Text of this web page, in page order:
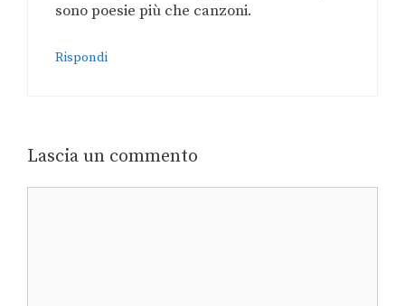
sono poesie più che canzoni.
Rispondi
Lascia un commento